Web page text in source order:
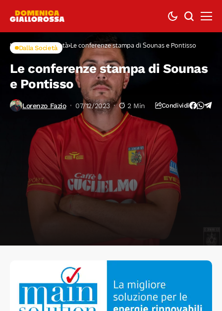
Home Dalla Società Le conferenze stampa di Sounas e Pontisso
Dalla Società
Le conferenze stampa di Sounas
e Pontisso
Lorenzo Fazio 07/12/2023 2 Min Condividi